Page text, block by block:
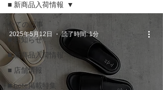
全ての記事
■ お知らせ
■ 新商品入荷情報
■ 店舗情報
■ note掲載特集
■ 新商品入荷情報
2025年5月12日 読了時間: 1分